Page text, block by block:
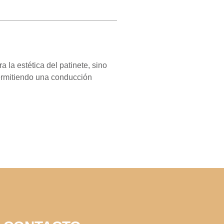
la estética del patinete, sino
una conducción